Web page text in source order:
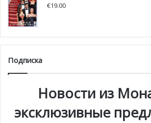
У ученика колледжа Монако выявили
Один ученик колледжа Шарля III
теперь все его одноклассники и
проверены на COVID-19. Несмотря на
тест, врачи считают его «контактом с
риском», поскольку он носил маску в
все необходимые меры по
€19.00
Подписка
Новости из
эксклюзивные